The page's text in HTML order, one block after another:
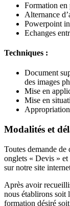
Formation en
Alternance
Powerpoint
Echanges
Techniques :
Document
des images
Mise en
Mise en
Modalités et
Toutes demande
onglets « Devis »
sur notre site
Après avoir
nous établirons soit
formation désiré